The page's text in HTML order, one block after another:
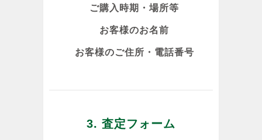
ご購入時期・場所等
お客様のお名前
お客様のご住所・電話番号
3. 査定フォーム